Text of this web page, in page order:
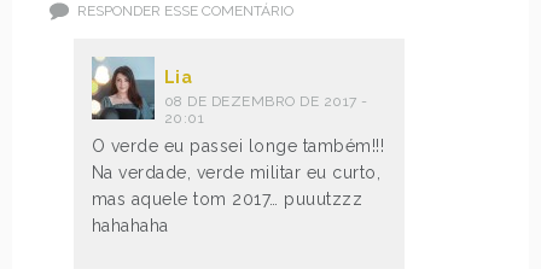
RESPONDER ESSE COMENTÁRIO
Lia
08 DE DEZEMBRO DE 2017 -
20:01
O verde eu passei longe também!!!
Na verdade, verde militar eu curto,
mas aquele tom 2017… puuutzzz
hahahaha